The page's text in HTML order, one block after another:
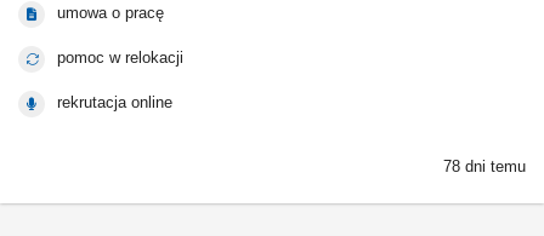
umowa o pracę
pomoc w relokacji
rekrutacja online
78 dni temu